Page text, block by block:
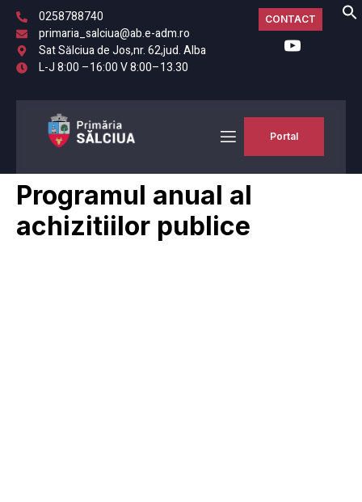
0258788740
primaria_salciua@ab.e-adm.ro
Sat Sălciua de Jos,nr. 62,jud. Alba
L-J 8:00 –16:00 V 8:00–13.30
CONTACT
Portal
Programul anual al
achizitiilor publice